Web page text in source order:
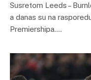
Susretom Leeds –
a danas su na
Premiershipa.…